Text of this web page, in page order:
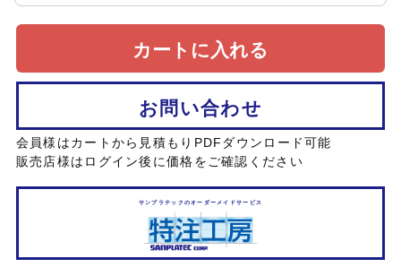
サンプラテックのオーダーメイドサービス
お問い合わせ
カートに入れる
会員様はカートから見積もりPDFダウンロード可能
販売店様はログイン後に価格をご確認ください